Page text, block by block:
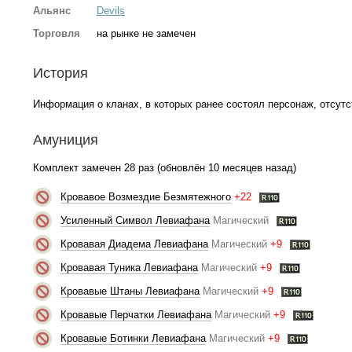
Альянс
Devils
Торговля
на рынке не замечен
История
Информация о кланах, в которых ранее состоял персонаж,
Амуниция
Комплект замечен 28 раз (обновлён 10 месяцев назад)
Кровавое Возмездие Безмятежного +22
Усиленный Символ Левиафана Магический
Кровавая Диадема Левиафана Магический +9
Кровавая Туника Левиафана Магический +9
Кровавые Штаны Левиафана Магический +9
Кровавые Перчатки Левиафана Магический +9
Кровавые Ботинки Левиафана Магический +9